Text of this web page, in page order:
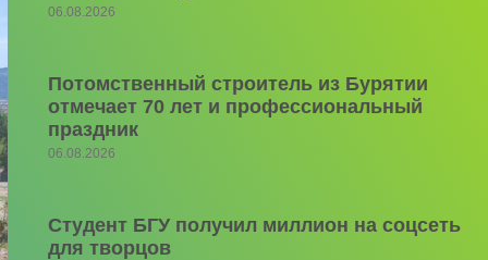
06.08.2026
Потомственный строитель из Бурятии
отмечает 70 лет и профессиональный
праздник
06.08.2026
Студент БГУ получил миллион на соцсеть
для творцов